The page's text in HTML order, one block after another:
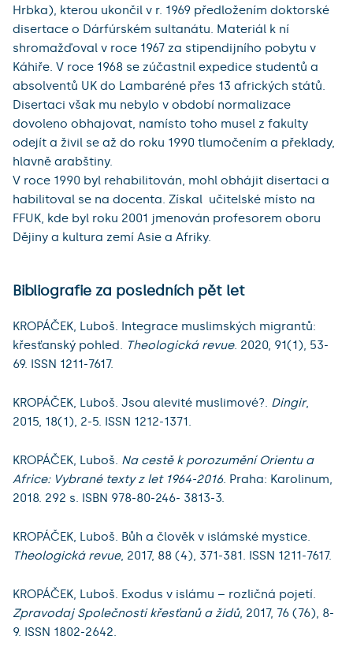
Hrbka), kterou ukončil v r. 1969 předložením doktorské
disertace o Dárfúrském sultanátu. Materiál k ní
shromažďoval v roce 1967 za stipendijního pobytu v
Káhiře. V roce 1968 se zúčastnil expedice studentů a
absolventů UK do Lambaréné přes 13 afrických států.
Disertaci však mu nebylo v období normalizace
dovoleno obhajovat, namísto toho musel z fakulty
odejít a živil se až do roku 1990 tlumočením a překlady,
hlavně arabštiny.
V roce 1990 byl rehabilitován, mohl obhájit disertaci a
habilitoval se na docenta. Získal učitelské místo na
FFUK, kde byl roku 2001 jmenován profesorem oboru
Dějiny a kultura zemí Asie a Afriky.
Bibliografie za posledních pět let
KROPÁČEK, Luboš. Integrace muslimských migrantů:
křesťanský pohled. Theologická revue. 2020, 91(1), 53-
69. ISSN 1211-7617.
KROPÁČEK, Luboš. Jsou alevité muslimové?. Dingir,
2015, 18(1), 2-5. ISSN 1212-1371.
KROPÁČEK, Luboš. Na cestě k porozumění Orientu a
Africe: Vybrané texty z let 1964-2016. Praha: Karolinum,
2018. 292 s. ISBN 978-80-246- 3813-3.
KROPÁČEK, Luboš. Bůh a člověk v islámské mystice.
Theologická revue, 2017, 88 (4), 371-381. ISSN 1211-7617.
KROPÁČEK, Luboš. Exodus v islámu – rozličná pojetí.
Zpravodaj Společnosti křesťanů a židů, 2017, 76 (76), 8-
9. ISSN 1802-2642.